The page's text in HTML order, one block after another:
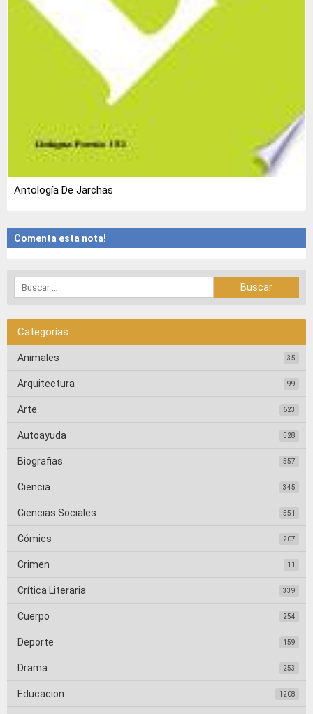
Antología De Jarchas
Comenta esta nota!
Categorías
Animales 35
Arquitectura 99
Arte 623
Autoayuda 528
Biografias 557
Ciencia 345
Ciencias Sociales 551
Cómics 207
Crimen 11
Crítica Literaria 339
Cuerpo 254
Deporte 159
Drama 253
Educacion 1208